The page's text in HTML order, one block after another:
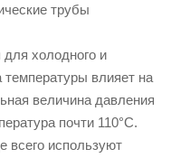
трубы
холодного и
температуры влияет на
величина давления
почти 110°C.
всего используют